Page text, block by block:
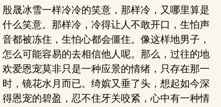
殷晟冰雪一样冷冷的笑意，那样冷，又哪里算是
什么笑意。那样冷，冷得让人不敢开口，生怕声
音都被冻住，生怕心都会僵住。像这样地男子，
怎么可能容易的去相信他人呢。那么，过往的地
欢爱恩宠莫非只是一种应景的情绪，只存在那一
时，镜花水月而已。绮嫔又垂了头，想起如今深
得恩宠的碧盈，忍不住牙关咬紧，心中有一种情